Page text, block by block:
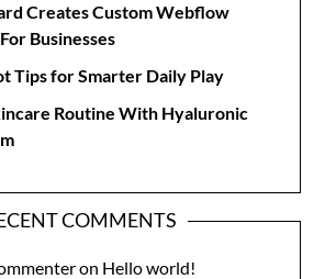
Creates Custom Webflow
Businesses
Tips for Smarter Daily Play
Routine With Hyaluronic
COMMENTS
on Hello world!